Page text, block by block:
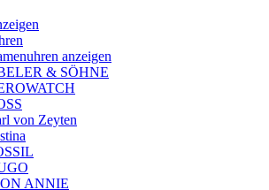
anzeigen
& SÖHNE
von Zeyten
ANNIE